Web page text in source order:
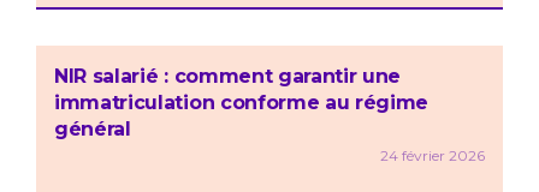
NIR salarié : comment garantir une
immatriculation conforme au régime
général
24 février 2026